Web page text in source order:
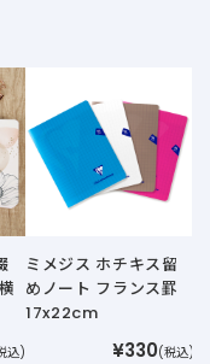
込)
ミメジス ホチキス留
めノート フランス罫
17x22cm
¥330(税込)